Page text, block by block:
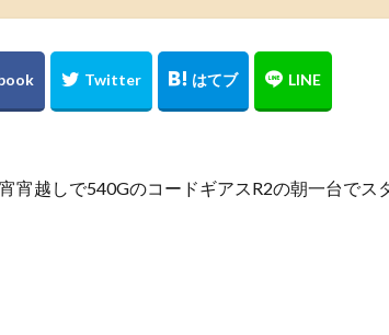
宵越しで540GのコードギアスR2の朝一台でス